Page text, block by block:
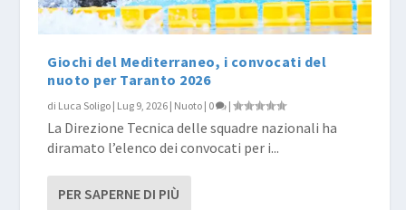
Giochi del Mediterraneo, i convocati del
nuoto per Taranto 2026
di Luca Soligo | Lug 9, 2026 | Nuoto | 0 |
La Direzione Tecnica delle squadre nazionali ha
diramato l’elenco dei convocati per i...
PER SAPERNE DI PIÙ